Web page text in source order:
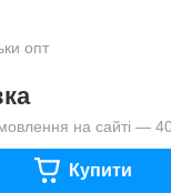
опт
на сайті —
Купити